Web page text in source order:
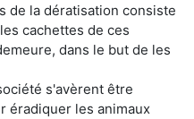
de la dératisation consiste
cachettes de ces
dans le but de les
s'avèrent être
éradiquer les animaux